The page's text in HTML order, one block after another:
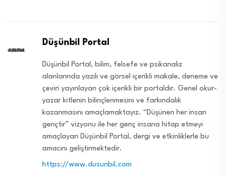
Düşünbil Portal
Düşünbil Portal, bilim, felsefe ve psikanaliz
alanlarında yazılı ve görsel içerikli makale, deneme ve
çeviri yayınlayan çok içerikli bir portaldır. Genel okur-
yazar kitlenin bilinçlenmesini ve farkındalık
kazanmasını amaçlamaktayız. “Düşünen her insan
gençtir” vizyonu ile her genç insana hitap etmeyi
amaçlayan Düşünbil Portal, dergi ve etkinliklerle bu
amacını geliştirmektedir.
https://www.dusunbil.com